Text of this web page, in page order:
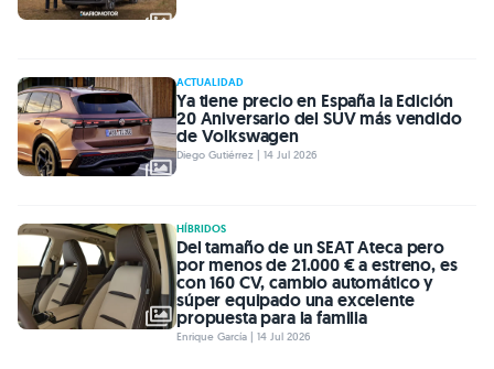
ACTUALIDAD
Ya tiene precio en España la Edición
20 Aniversario del SUV más vendido
de Volkswagen
Diego Gutiérrez | 14 Jul 2026
HÍBRIDOS
Del tamaño de un SEAT Ateca pero
por menos de 21.000 € a estreno, es
con 160 CV, cambio automático y
súper equipado una excelente
propuesta para la familia
Enrique García | 14 Jul 2026